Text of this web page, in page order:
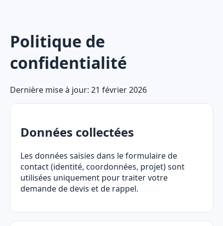
Politique de
confidentialité
Dernière mise à jour: 21 février 2026
Données collectées
Les données saisies dans le formulaire de
contact (identité, coordonnées, projet) sont
utilisées uniquement pour traiter votre
demande de devis et de rappel.